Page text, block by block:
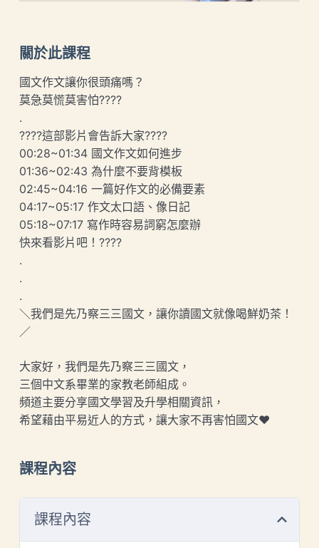
關於此課程
國文作文讓你很頭痛嗎？
莫急莫慌莫害怕????
.
????這部影片會告訴大家????
00:28~01:34 國文作文如何進步
01:36~02:43 為什麼不要背模板
02:45~04:16 一篇好作文的必備要素
04:17~05:17 作文太口語、像日記
05:18~07:17 寫作時容易詞窮怎麼辦
快來看影片吧！????
.
.
.
＼我們是先乃察三三國文，讓你讀國文就像喝鮮奶茶！
／
大家好，我們是先乃察三三國文，
三個中文系畢業的家教老師組成。
頻道主要分享國文學習及升學相關資訊，
希望藉由平易近人的方式，讓大家不再害怕國文❤
課程內容
課程內容